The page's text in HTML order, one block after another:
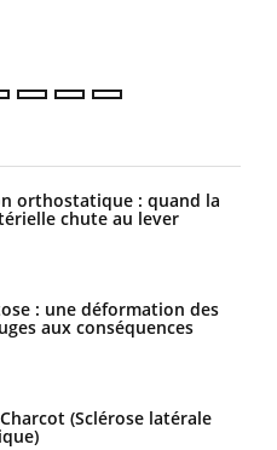
orthostatique : quand la
chute au lever
: une déformation des
aux conséquences
(Sclérose latérale